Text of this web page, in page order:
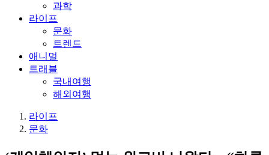
과학
라이프
문화
트렌드
애니멀
트래블
국내여행
해외여행
라이프
문화